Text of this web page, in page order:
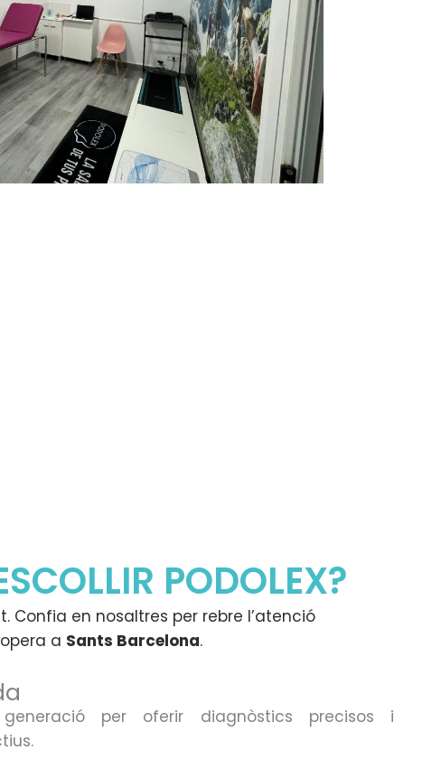
PODOLEX?
Confia en nosaltres per rebre l’atenció
a Sants Barcelona.
per oferir diagnòstics precisos i